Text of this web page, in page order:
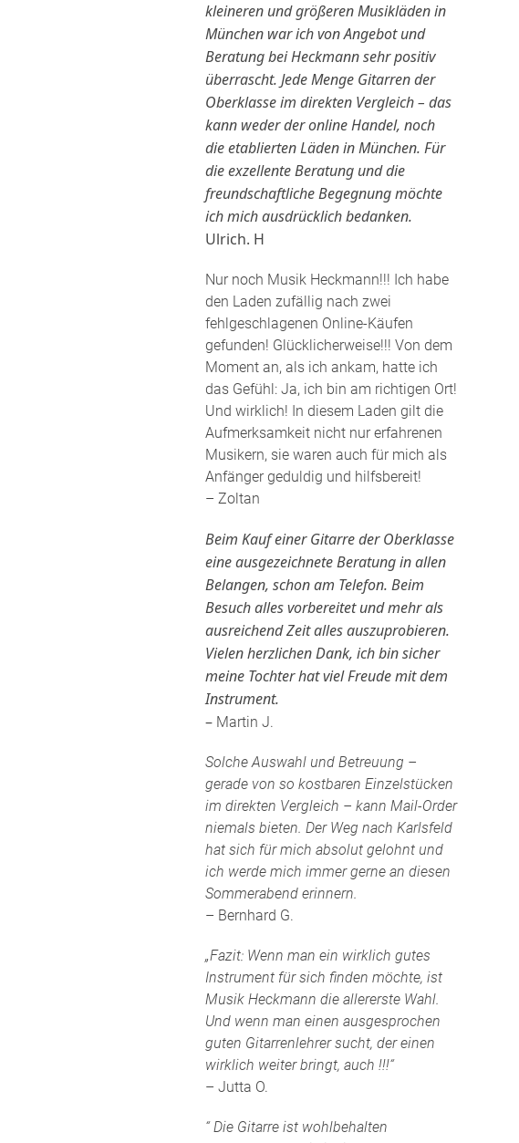
kleineren und größeren Musikläden in
München war ich von Angebot und
Beratung bei Heckmann sehr positiv
überrascht. Jede Menge Gitarren der
Oberklasse im direkten Vergleich – das
kann weder der online Handel, noch
die etablierten Läden in München. Für
die exzellente Beratung und die
freundschaftliche Begegnung möchte
ich mich ausdrücklich bedanken.
Ulrich. H
Nur noch Musik Heckmann!!! Ich habe
den Laden zufällig nach zwei
fehlgeschlagenen Online-Käufen
gefunden! Glücklicherweise!!! Von dem
Moment an, als ich ankam, hatte ich
das Gefühl: Ja, ich bin am richtigen Ort!
Und wirklich! In diesem Laden gilt die
Aufmerksamkeit nicht nur erfahrenen
Musikern, sie waren auch für mich als
Anfänger geduldig und hilfsbereit!
– Zoltan
Beim Kauf einer Gitarre der Oberklasse
eine ausgezeichnete Beratung in allen
Belangen, schon am Telefon. Beim
Besuch alles vorbereitet und mehr als
ausreichend Zeit alles auszuprobieren.
Vielen herzlichen Dank, ich bin sicher
meine Tochter hat viel Freude mit dem
Instrument.
– Martin J.
Solche Auswahl und Betreuung –
gerade von so kostbaren Einzelstücken
im direkten Vergleich – kann Mail-Order
niemals bieten. Der Weg nach Karlsfeld
hat sich für mich absolut gelohnt und
ich werde mich immer gerne an diesen
Sommerabend erinnern.
– Bernhard G.
„Fazit: Wenn man ein wirklich gutes
Instrument für sich finden möchte, ist
Musik Heckmann die allererste Wahl.
Und wenn man einen ausgesprochen
guten Gitarrenlehrer sucht, der einen
wirklich weiter bringt, auch !!!“
– Jutta O.
“ Die Gitarre ist wohlbehalten